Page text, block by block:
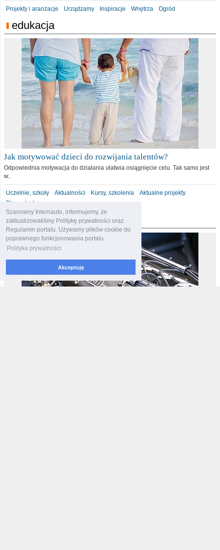
Szanowny Internauto, informujemy, że
zaktualizowaliśmy Politykę prywatności oraz
Regulamin portalu. Używamy plików cookie do
poprawnego funkcjonowania portalu.
Polityka prywatności
Akceptuję
Projekty i aranżacje Urządzamy Inspiracje Wnętrza Ogród
edukacja
Jak motywować dzieci do rozwijania talentów?
Odpowiednia motywacja do działania ułatwia osiągnięcie celu. Tak samo jest
w..
Uczelnie, szkoły Aktualności Kursy, szkolenia
Aktualne projekty
Dla malucha
motoryzacja